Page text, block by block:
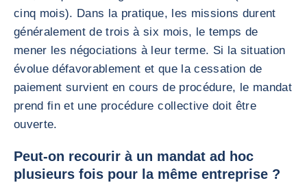
cinq mois). Dans la pratique, les missions durent
généralement de trois à six mois, le temps de
mener les négociations à leur terme. Si la situation
évolue défavorablement et que la cessation de
paiement survient en cours de procédure, le mandat
prend fin et une procédure collective doit être
ouverte.
Peut-on recourir à un mandat ad hoc
plusieurs fois pour la même entreprise ?